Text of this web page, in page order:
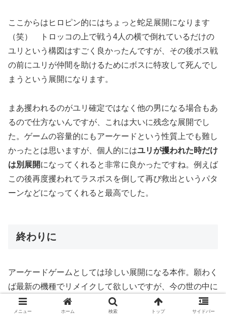
ここからはヒロピン的にはちょっと蛇足展開になります
（笑） トロッコの上で戦う4人の横で倒れているだけの
ユリという構図はすごく良かったんですが、その後ボス戦
の前にユリが仲間を助けるためにボスに特攻して死んでし
まうという展開になります。
まあ攫われるのがユリ確定ではなく他の男になる場合もあ
るので仕方ないんですが、これは大いに残念な展開でし
た。ゲームの容量的にもアーケードという性質上でも難し
かったとは思いますが、個人的にはユリが攫われた時だけ
は別展開になってくれると非常に良かったですね。例えば
この後再度攫われてラスボスを倒して再び救出というパタ
ーンなどになってくれると最高でした。
終わりに
アーケードゲームとしては珍しい展開になる本作。願わく
ば最新の機種でリメイクして欲しいですが、今の世の中に
リメイクするとこのヒロピン展開自体が抹消されて、ユリ
のハイレグも無くなってしまう可能性があるので悩ましい
メニュー ホーム 検索 トップ サイドバー